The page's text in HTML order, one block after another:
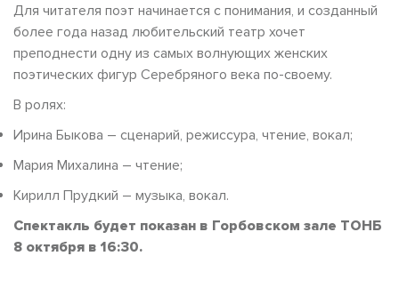
Для читателя поэт начинается с понимания, и созданный
более года назад любительский театр хочет
преподнести одну из самых волнующих женских
поэтических фигур Серебряного века по-своему.
В ролях:
Ирина Быкова – сценарий, режиссура, чтение, вокал;
Мария Михалина – чтение;
Кирилл Прудкий – музыка, вокал.
Спектакль будет показан в Горбовском зале ТОНБ
8 октября в 16:30.